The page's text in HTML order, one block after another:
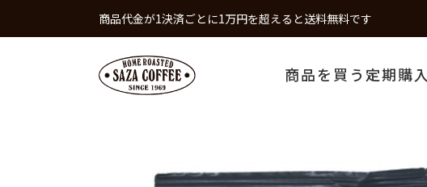
商品代金が1決済ごとに1万円を超えると送料無料です
商品を買う 定期購入